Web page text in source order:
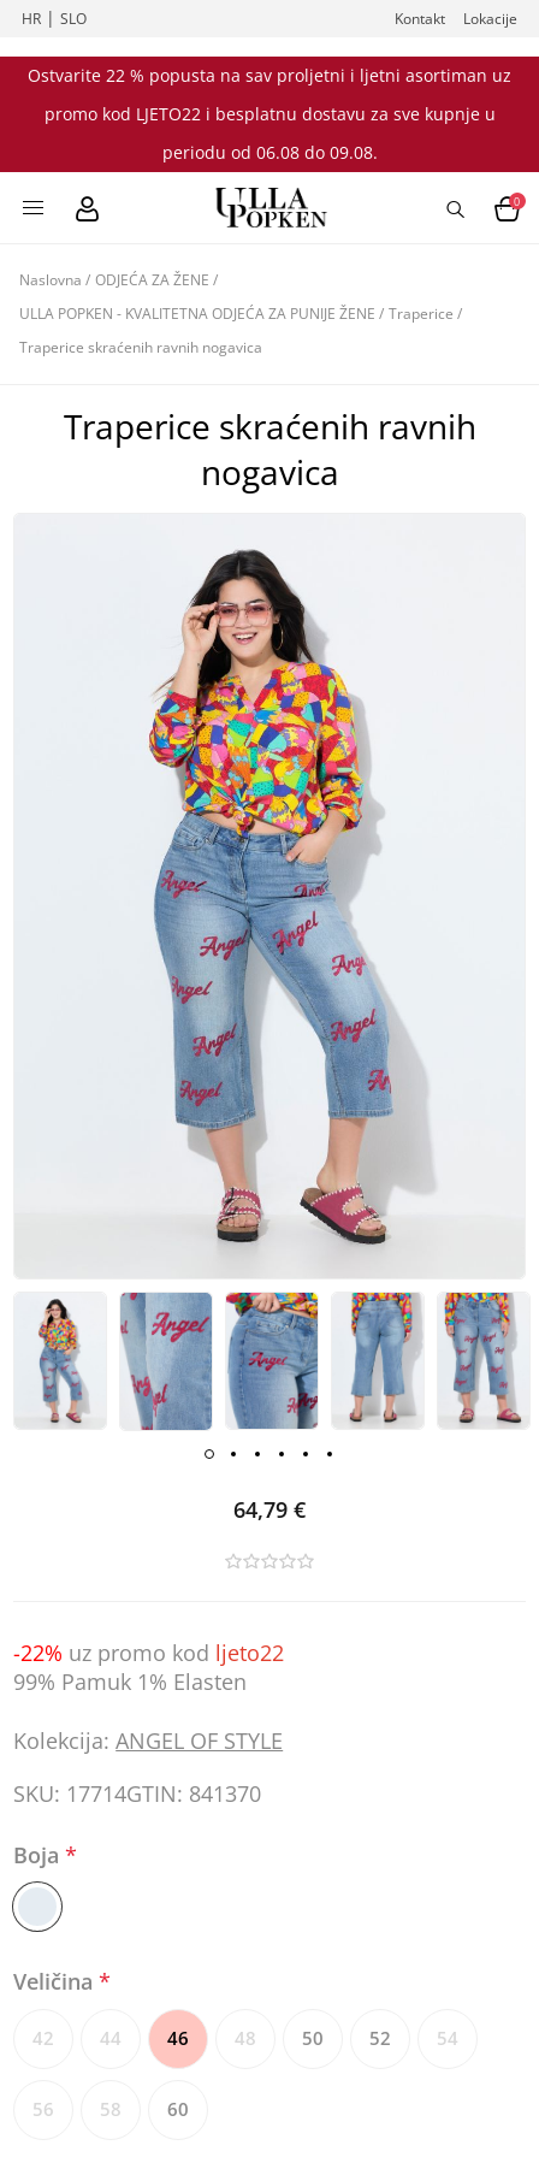
HR |SLO Kontakt Lokacije
Ostvarite 22 % popusta na sav proljetni i ljetni asortiman uz
promo kod LJETO22 i besplatnu dostavu za sve kupnje u
periodu od 06.08 do 09.08.
0
Naslovna / ODJEĆA ZA ŽENE /
ULLA POPKEN - KVALITETNA ODJEĆA ZA PUNIJE ŽENE / Traperice /
Traperice skraćenih ravnih nogavica
Traperice skraćenih ravnih
nogavica
64,79 €
-22% uz promo kod ljeto22
99% Pamuk 1% Elasten
Kolekcija: ANGEL OF STYLE
SKU: 17714GTIN: 841370
Boja*
Veličina*
42 44 46 48 50 52 54
56 58 60